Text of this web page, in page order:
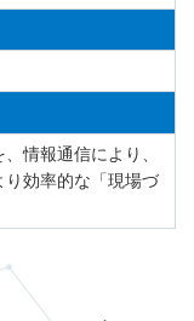
情報通信により、
効率的な「現場づ